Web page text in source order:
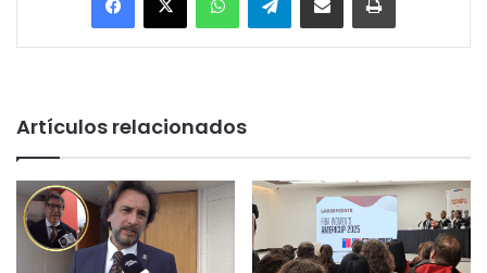
Artículos relacionados